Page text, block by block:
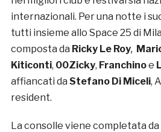
internazionali. Per una notte i
tutti insieme allo Space 25 di
composta da Ricky Le Roy,
Kiticonti, 00Zicky, Franchinoe
affiancati da Stefano Di Miceli,
resident.
La consolle viene completata da